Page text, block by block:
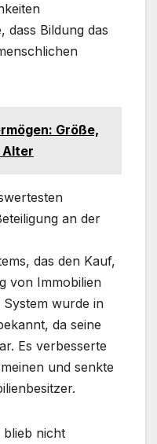
dass Bildung das
Größe,
Alter
an der
das den Kauf,
von Immobilien
wurde in
da seine
Es verbesserte
und senkte
blieb nicht